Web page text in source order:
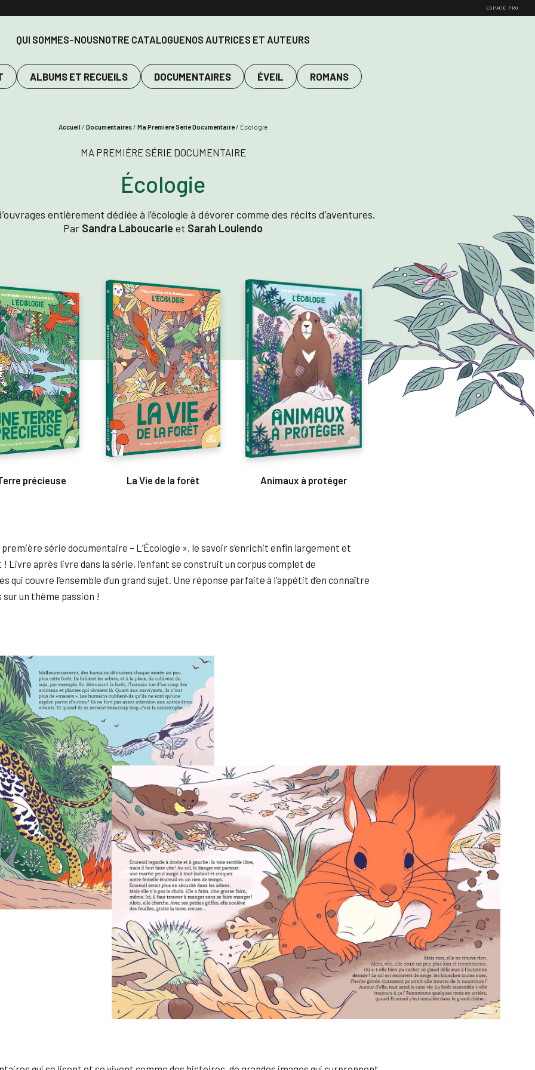
ESPACE PRO
QUI SOMMES-NOUSNOTRE CATALOGUENOS AUTRICES ET AUTEURS
ALBUMS ET RECUEILS DOCUMENTAIRES ÉVEIL ROMANS
Accueil / Documentaires/ Ma Première Série Documentaire/ Écologie
MA PREMIÈRE SÉRIE DOCUMENTAIRE
Écologie
entièrement dédiée à l’écologie à dévorer comme des récits d’aventures.
Par Sandra Laboucarie et Sarah Loulendo
précieuse La Vie de la forêt Animaux à protéger
première série documentaire – L’Écologie », le savoir s’enrichit enfin largement et
Livre après livre dans la série, l’enfant se construit un corpus complet de
qui couvre l’ensemble d’un grand sujet. Une réponse parfaite à l’appétit d’en connaître
un thème passion !